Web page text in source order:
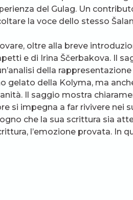
del Gulag. Un
la voce dello stesso
oltre alla breve
e di Irina Ščerbakova. Il
della rappresentazione
gelato della Kolyma, ma
Il saggio mostra
si impegna a far rivivere nei
che la sua scrittura sia
l’emozione provata. In